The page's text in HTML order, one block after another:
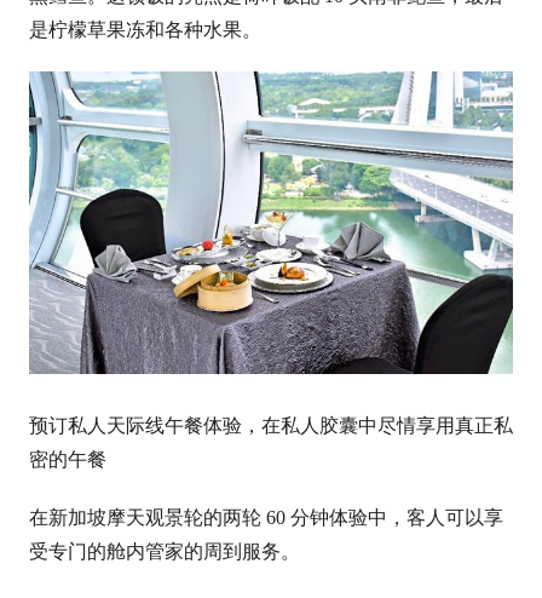
是柠檬草果冻和各种水果。
预订私人天际线午餐体验，在私人胶囊中尽情享用真正私
密的午餐
在新加坡摩天观景轮的两轮 60 分钟体验中，客人可以享
受专门的舱内管家的周到服务。